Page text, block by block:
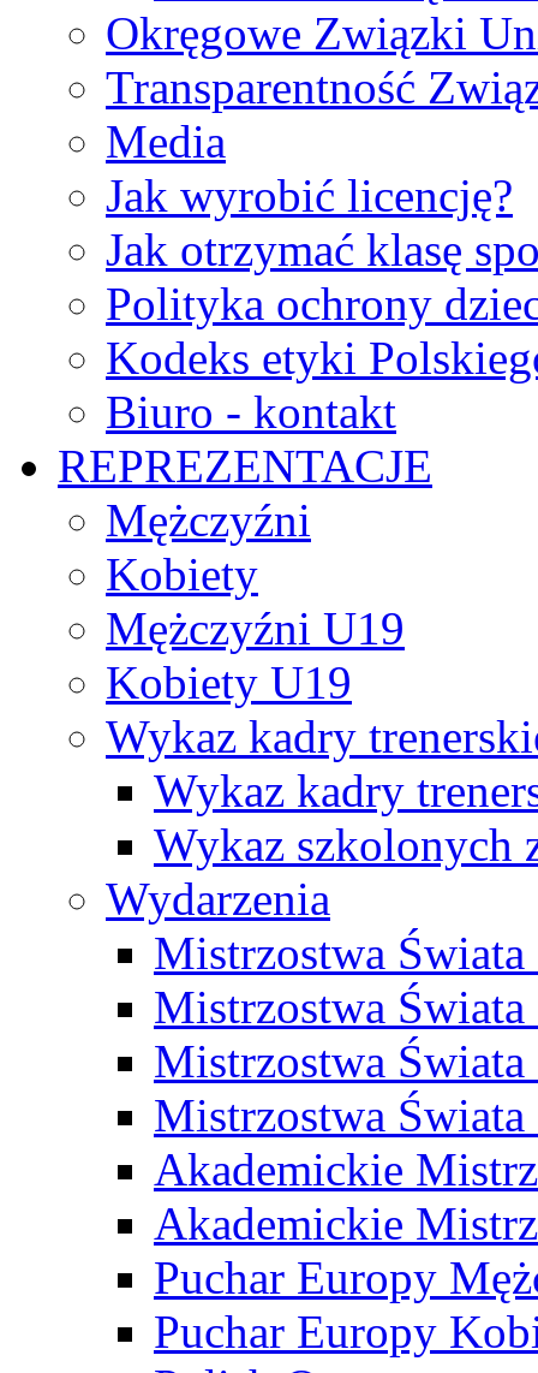
Okręgowe Związki
Transparentność
Media
Jak wyrobić licencję?
Jak otrzymać klasę
Polityka ochrony
Kodeks etyki
Biuro - kontakt
REPREZENTACJE
Mężczyźni
Kobiety
Mężczyźni U19
Kobiety U19
Wykaz kadry
Wykaz kadry
Wykaz szkolonych
Wydarzenia
Mistrzostwa
Mistrzostwa
Mistrzostwa
Mistrzostwa
Akademickie
Akademickie
Puchar Europy
Puchar Europy